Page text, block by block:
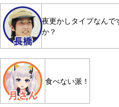
夜更かしタイプなんで
か？
食べない派！